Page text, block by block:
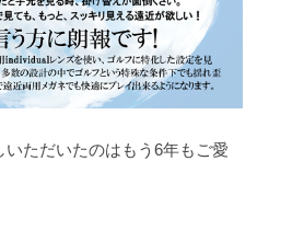
いただいたのはもう6年もご愛